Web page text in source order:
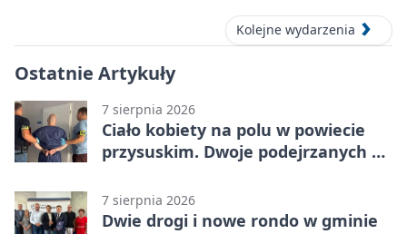
Kolejne wydarzenia
Ostatnie Artykuły
7 sierpnia 2026
Ciało kobiety na polu w powiecie
przysuskim. Dwoje podejrzanych w
7 sierpnia 2026
Dwie drogi i nowe rondo w gminie